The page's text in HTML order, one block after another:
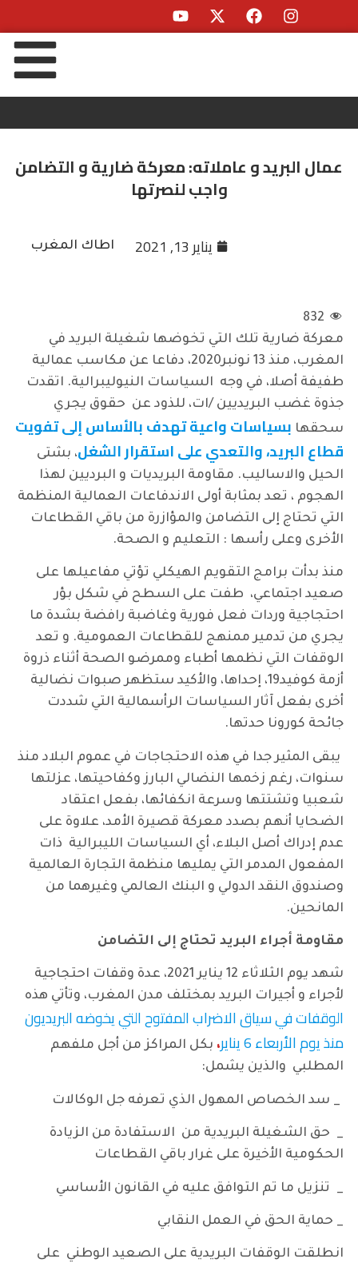
عمال البريد و عاملاته: معركة ضارية و التضامن
واجب لنصرتها
اطاك المغرب يناير 13, 2021
832
معركة ضارية تلك التي تخوضها شغيلة البريد في
المغرب، منذ 13 نونبر2020، دفاعا عن مكاسب عمالية
طفيفة أصلا، في وجه السياسات النيوليبرالية. اتقدت
جذوة غضب البريديين /ات، للذود عن حقوق يجري
سحقها بسياسات واعية تهدف بالأساس إلى تفويت
قطاع البريد، والتعدي على استقرار الشغل، بشتى
الحيل والاساليب. مقاومة البريديات و البرديين لهذا
الهجوم ، تعد بمثابة أولى الاندفاعات العمالية المنظمة
التي تحتاج إلى التضامن والمؤازرة من باقي القطاعات
الأخرى وعلى رأسها : التعليم و الصحة.
منذ بدأت برامج التقويم الهيكلي تؤتي مفاعيلها على
صعيد اجتماعي، طفت على السطح في شكل بؤر
احتجاجية وردات فعل فورية وغاضبة رافضة بشدة ما
يجري من تدمير ممنهج للقطاعات العمومية. و تعد
الوقفات التي نظمها أطباء وممرضو الصحة أثناء ذروة
أزمة كوفيد19، إحداها، والأكيد ستظهر صبوات نضالية
أخرى بفعل آثار السياسات الرأسمالية التي شددت
جائحة كورونا حدتها.
يبقى المثير جدا في هذه الاحتجاجات في عموم البلاد منذ
سنوات، رغم زخمها النضالي البارز وكفاحيتها، عزلتها
شعبيا وتشتتها وسرعة انكفائها، بفعل اعتقاد
الضحايا أنهم بصدد معركة قصيرة الأمد، علاوة على
عدم إدراك أصل البلاء، أي السياسات الليبرالية ذات
المفعول المدمر التي يمليها منظمة التجارة العالمية
وصندوق النقد الدولي و البنك العالمي وغيرهما من
المانحين.
مقاومة أجراء البريد تحتاج إلى التضامن
شهد يوم الثلاثاء 12 يناير 2021، عدة وقفات احتجاجية
لأجراء و أجيرات البريد بمختلف مدن المغرب، وتأتي هذه
الوقفات في سياق الاضراب المفتوح التي يخوضه البريديون
منذ يوم الأربعاء 6 يناير
، بكل المراكز من أجل ملفهم
المطلبي والذين يشمل:
_ سد الخصاص المهول الذي تعرفه جل الوكالات
_ حق الشغيلة البريدية من الاستفادة من الزيادة
الحكومية الأخيرة على غرار باقي القطاعات
_ تنزيل ما تم التوافق عليه في القانون الأساسي
_ حماية الحق في العمل النقابي
انطلقت الوقفات البريدية على الصعيد الوطني على